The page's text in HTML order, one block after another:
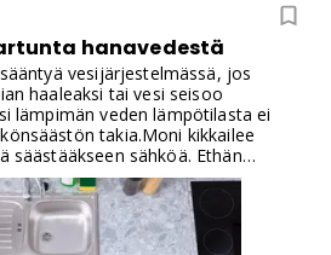
hanavedestä
vesijärjestelmässä, jos
haaleaksi tai vesi seisoo
lämpimän veden lämpötilasta ei
takia.Moni kikkailee
säästääkseen sähköä. Ethän
jotka säästävät väärässä paikassa?
ei kannata säätää kovalla
lisääntyy vesijärjestelmissä,
on liian alhainen.